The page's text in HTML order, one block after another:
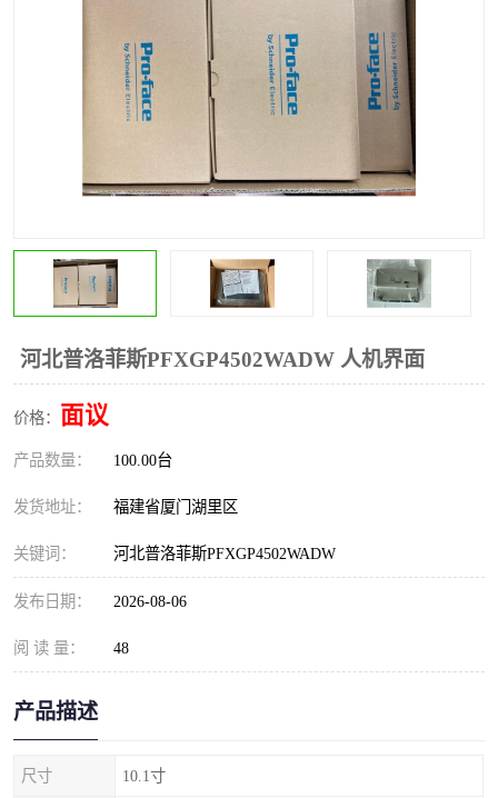
河北普洛菲斯PFXGP4502WADW 人机界面
价格： 面议
产品数量： 100.00台
发货地址： 福建省厦门湖里区
关键词： 河北普洛菲斯PFXGP4502WADW
发布日期： 2026-08-06
阅 读 量： 48
产品描述
尺寸 10.1寸
安士能开关
普洛菲斯触摸屏